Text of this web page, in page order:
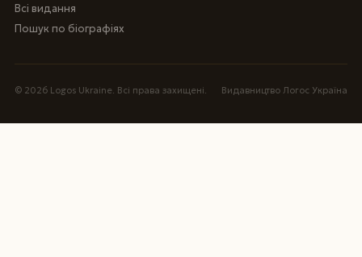
Всі видання
Пошук по біографіях
© 2026 Logos Ukraine. Всі права захищені. Видавництво Логос Україна